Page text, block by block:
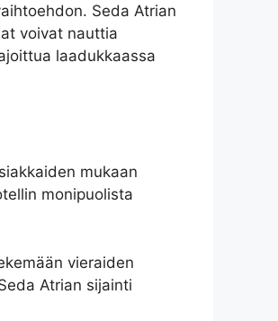
Seda Atrian
voivat nauttia
laadukkaassa
mukaan
monipuolista
vieraiden
Atrian sijainti